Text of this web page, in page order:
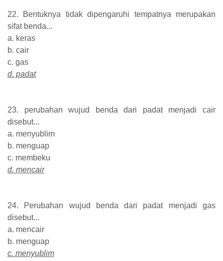
22. Bentuknya tidak dipengaruhi tempatnya merupakan
sifat benda...
a. keras
b. cair
c. gas
d. padat
23. perubahan wujud benda dari padat menjadi cair
disebut...
a. menyublim
b. menguap
c. membeku
d. mencair
24. Perubahan wujud benda dari padat menjadi gas
disebut...
a. mencair
b. menguap
c. menyublim